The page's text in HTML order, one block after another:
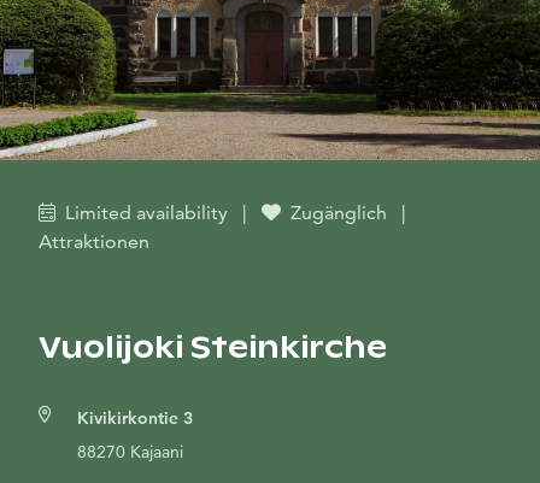
Limited availability | Zugänglich
|
Attraktionen
Vuolijoki Steinkirche
Kivikirkontie 3
88270 Kajaani